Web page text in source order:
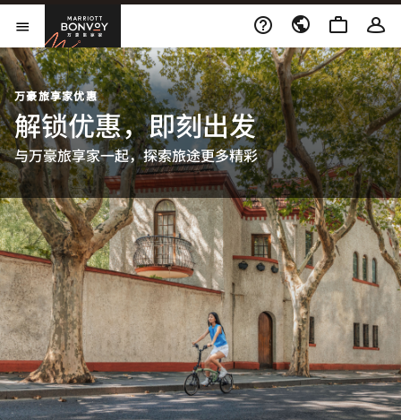
Skip to Content
打开菜单万豪旅享家
万豪旅享家优惠
解锁优惠，即刻出发
与万豪旅享家一起，探索旅途更多精彩